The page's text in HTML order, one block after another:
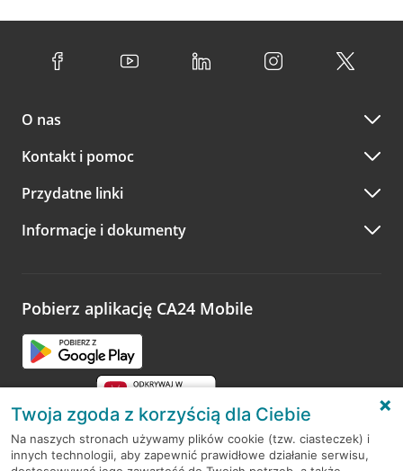
O nas
Kontakt i pomoc
Przydatne linki
Informacje i dokumenty
Pobierz aplikację CA24 Mobile
RODO
Twoja zgoda z korzyścią dla Ciebie
Na naszych stronach używamy plików cookie (tzw. ciasteczek) i
innych technologii, aby zapewnić prawidłowe działanie serwisu,